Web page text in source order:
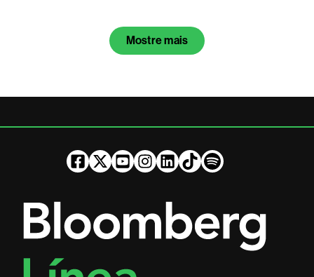
Mostre mais